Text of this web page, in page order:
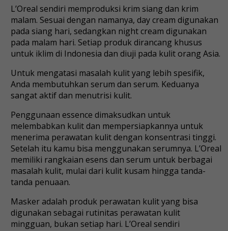
L’Oreal sendiri memproduksi krim siang dan krim
malam. Sesuai dengan namanya, day cream digunakan
pada siang hari, sedangkan night cream digunakan
pada malam hari. Setiap produk dirancang khusus
untuk iklim di Indonesia dan diuji pada kulit orang Asia.
Untuk mengatasi masalah kulit yang lebih spesifik,
Anda membutuhkan serum dan serum. Keduanya
sangat aktif dan menutrisi kulit.
Penggunaan essence dimaksudkan untuk
melembabkan kulit dan mempersiapkannya untuk
menerima perawatan kulit dengan konsentrasi tinggi.
Setelah itu kamu bisa menggunakan serumnya. L’Oreal
memiliki rangkaian esens dan serum untuk berbagai
masalah kulit, mulai dari kulit kusam hingga tanda-
tanda penuaan.
Masker adalah produk perawatan kulit yang bisa
digunakan sebagai rutinitas perawatan kulit
mingguan, bukan setiap hari. L’Oreal sendiri